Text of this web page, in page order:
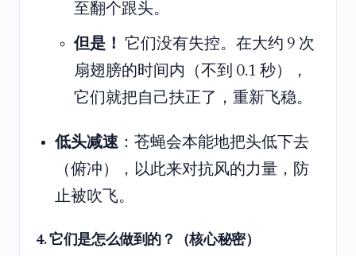
至翻个跟头。
但是！ 它们没有失控。在大约 9 次
扇翅膀的时间内（不到 0.1 秒），
它们就把自己扶正了，重新飞稳。
低头减速：苍蝇会本能地把头低下去
（俯冲），以此来对抗风的力量，防
止被吹飞。
4. 它们是怎么做到的？（核心秘密）